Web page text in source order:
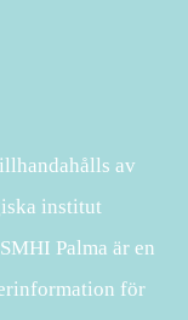
av
institut
Palma är en
för